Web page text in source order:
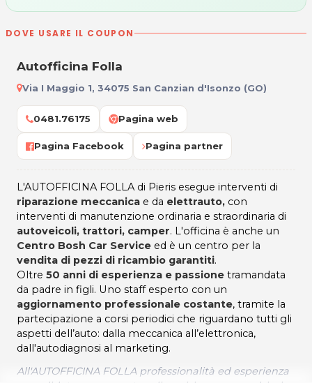
DOVE USARE IL COUPON
Autofficina Folla
Via I Maggio 1, 34075 San Canzian d'Isonzo (GO)
0481.76175 Pagina web
Pagina Facebook Pagina partner
L'AUTOFFICINA FOLLA di Pieris esegue interventi di
riparazione meccanica e da elettrauto, con
interventi di manutenzione ordinaria e straordinaria di
autoveicoli, trattori, camper. L'officina è anche un
Centro Bosh Car Service ed è un centro per la
vendita di pezzi di ricambio garantiti.
Oltre 50 anni di esperienza e passione tramandata
da padre in figli. Uno staff esperto con un
aggiornamento professionale costante, tramite la
partecipazione a corsi periodici che riguardano tutti gli
aspetti dell’auto: dalla meccanica all’elettronica,
dall'autodiagnosi al marketing.
All'AUTOFFICINA FOLLA professionalità ed esperienza